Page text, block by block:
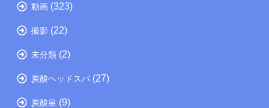
動画 (323)
撮影 (22)
未分類 (2)
炭酸ヘッドスパ (27)
炭酸泉 (9)